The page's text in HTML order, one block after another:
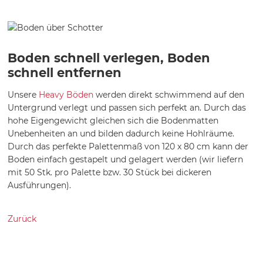
Boden schnell verlegen, Boden
schnell entfernen
Unsere Heavy Böden werden direkt schwimmend auf den
Untergrund verlegt und passen sich perfekt an. Durch das
hohe Eigengewicht gleichen sich die Bodenmatten
Unebenheiten an und bilden dadurch keine Hohlräume.
Durch das perfekte Palettenmaß von 120 x 80 cm kann der
Boden einfach gestapelt und gelagert werden (wir liefern
mit 50 Stk. pro Palette bzw. 30 Stück bei dickeren
Ausführungen).
Zurück